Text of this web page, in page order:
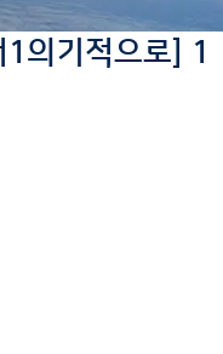
의기적으로] 1